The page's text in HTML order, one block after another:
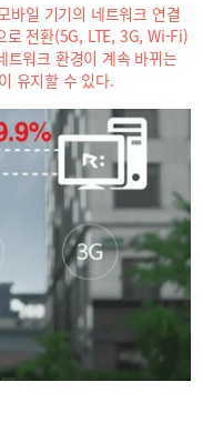
바일 기기의 네트워크 연결
로 전환(5G, LTE, 3G, Wi-Fi)
트워크 환경이 계속 바뀌는
유지할 수 있다.